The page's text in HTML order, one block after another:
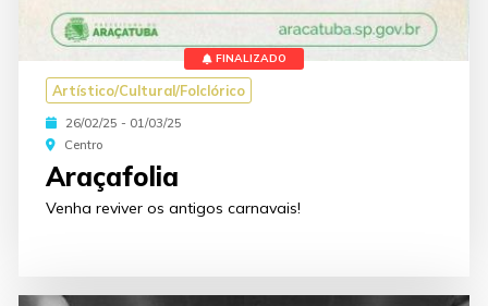
Artístico/Cultural/Folclórico
FINALIZADO
26/02/25 - 01/03/25
Centro
Araçafolia
Venha reviver os antigos carnavais!